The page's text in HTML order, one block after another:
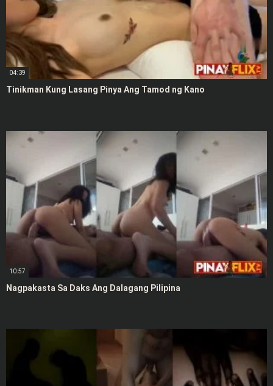
04:39
Tinikman Kung Lasang Pinya Ang Tamod ng Kano
10:57
Nagpakasta Sa Daks Ang Dalagang Pilipina